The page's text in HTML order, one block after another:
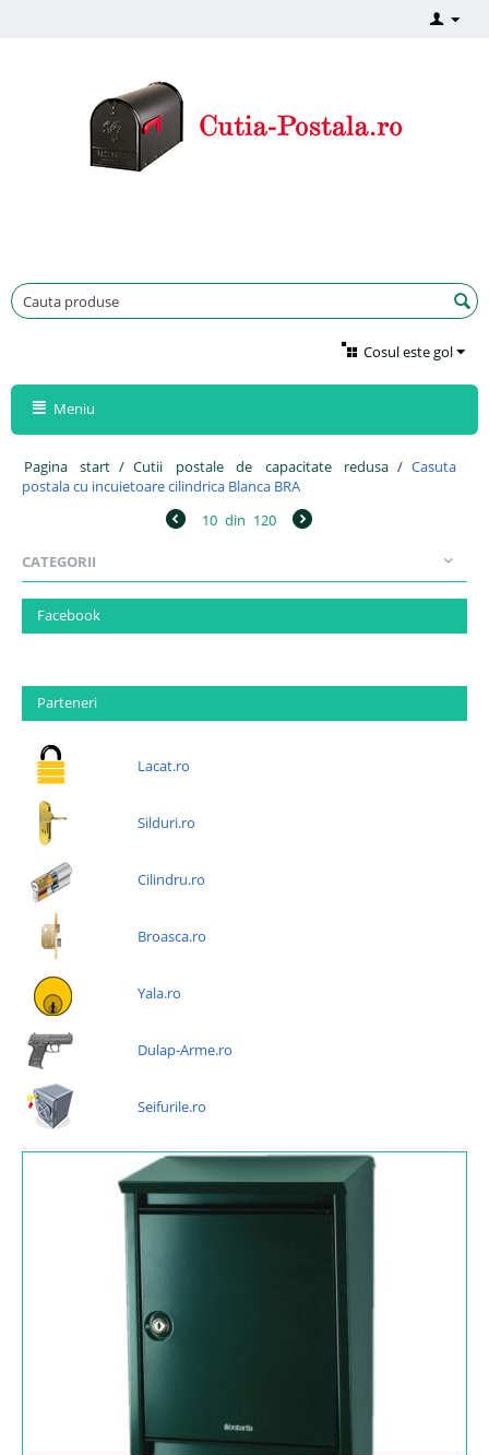
Cosul este gol
Meniu
Pagina start / Cutii postale de capacitate redusa / Casuta
postala cu incuietoare cilindrica Blanca BRA
10 din 120
CATEGORII
Facebook
Parteneri
Lacat.ro
Silduri.ro
Cilindru.ro
Broasca.ro
Yala.ro
Dulap-Arme.ro
Seifurile.ro